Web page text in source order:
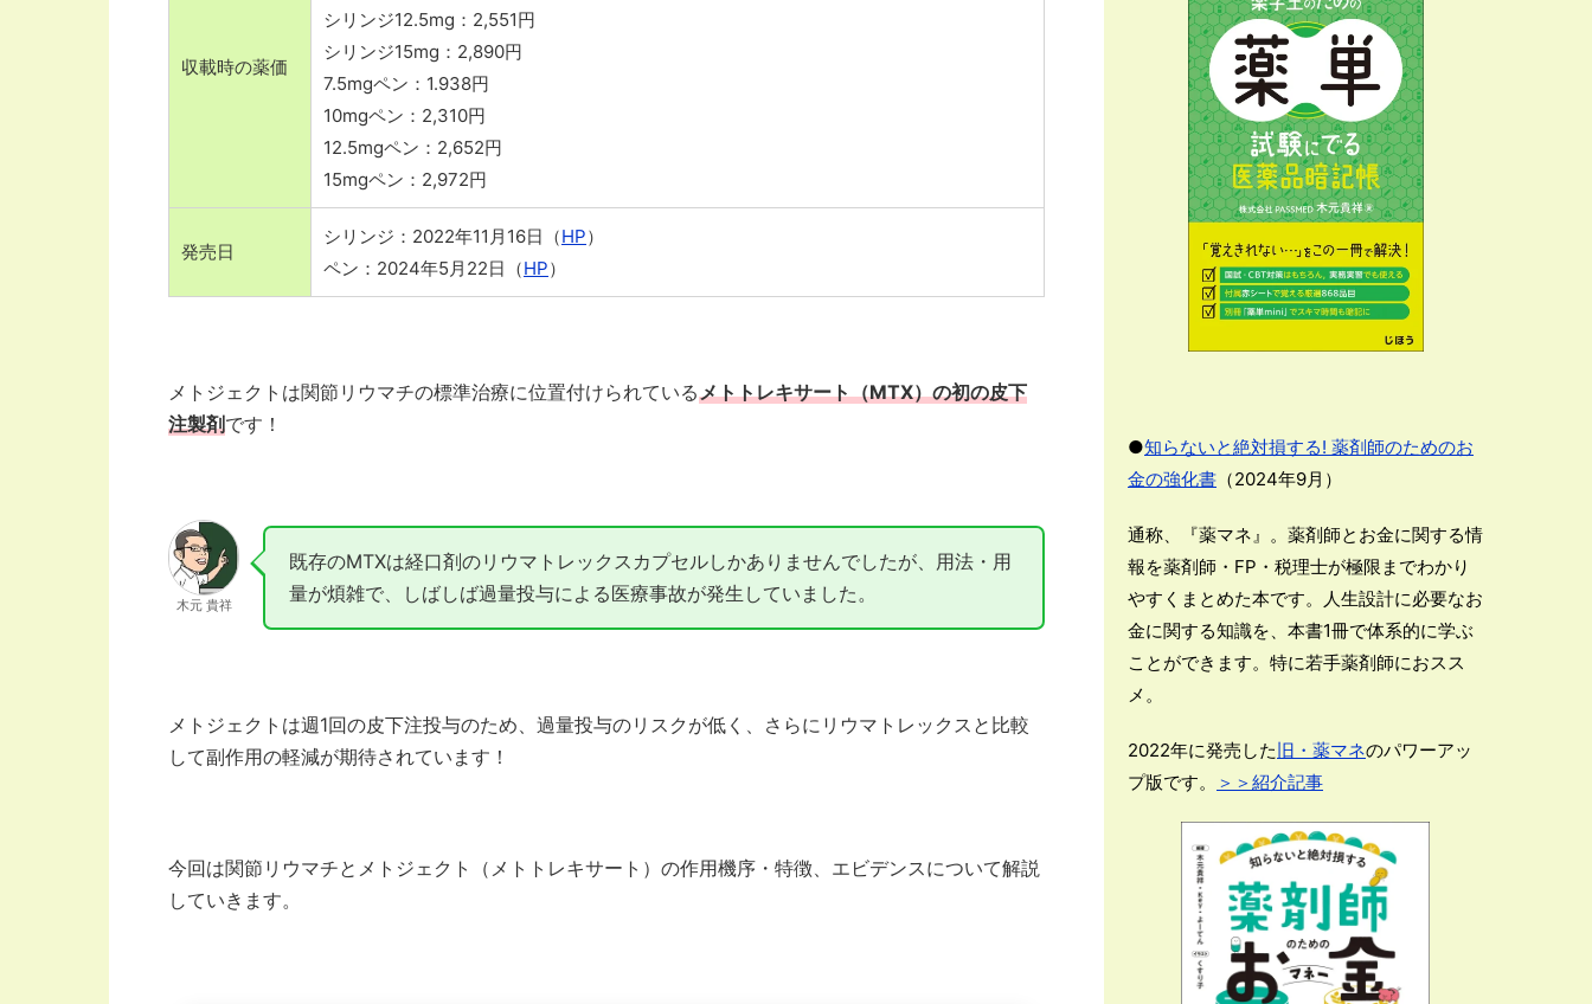
収載時の薬価
シリンジ12.5mg：2,551円
シリンジ15mg：2,890円
7.5mgペン：1.938円
10mgペン：2,310円
12.5mgペン：2,652円
15mgペン：2,972円
発売日
シリンジ：2022年11月16日（HP）
ペン：2024年5月22日（HP）
メトジェクトは関節リウマチの標準治療に位置付けられているメトトレキサート（MTX）の初の皮下
注製剤です！
木元 貴祥
既存のMTXは経口剤のリウマトレックスカプセルしかありませんでしたが、用法・用
量が煩雑で、しばしば過量投与による医療事故が発生していました。
メトジェクトは週1回の皮下注投与のため、過量投与のリスクが低く、さらにリウマトレックスと比較
して副作用の軽減が期待されています！
今回は関節リウマチとメトジェクト（メトトレキサート）の作用機序・特徴、エビデンスについて解説
していきます。
●知らないと絶対損する! 薬剤師のためのお
金の強化書 （2024年9月）
通称、『薬マネ』。薬剤師とお金に関する情
報を薬剤師・FP・税理士が極限までわかり
やすくまとめた本です。人生設計に必要なお
金に関する知識を、本書1冊で体系的に学ぶ
ことができます。特に若手薬剤師におスス
メ。
2022年に発売した旧・薬マネのパワーアッ
プ版です。
＞＞紹介記事